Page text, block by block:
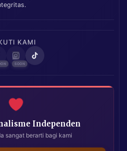
KAMI
Independen
sangat berarti bagi kami